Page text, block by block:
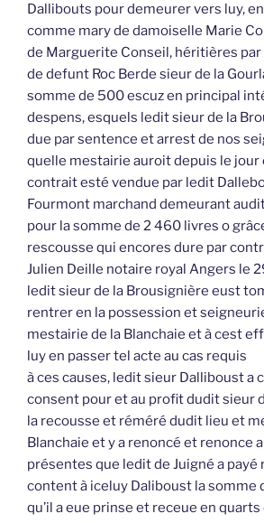
Dallibouts pour demeurer vers luy,
comme mary de damoiselle Marie
de Marguerite Conseil, héritières
de defunt Roc Berde sieur de la
somme de 500 escuz en principal
despens, esquels ledit sieur de la
due par sentence et arrest de nos
quelle mestairie auroit depuis le
contrait esté vendue par ledit
Fourmont marchand demeurant
pour la somme de 2 460 livres o
rescousse qui encores dure par
Julien Deille notaire royal Angers le
ledit sieur de la Brousignière eust
rentrer en la possession et
mestairie de la Blanchaie et à cest
luy en passer tel acte au cas requis
à ces causes, ledit sieur Dalliboust a
consent pour et au profit dudit sieur
la recousse et réméré dudit lieu et
Blanchaie et y a renoncé et renonce
présentes que ledit de Juigné a
content à iceluy Daliboust la somme
qu’il a eue prinse et receue en quarts